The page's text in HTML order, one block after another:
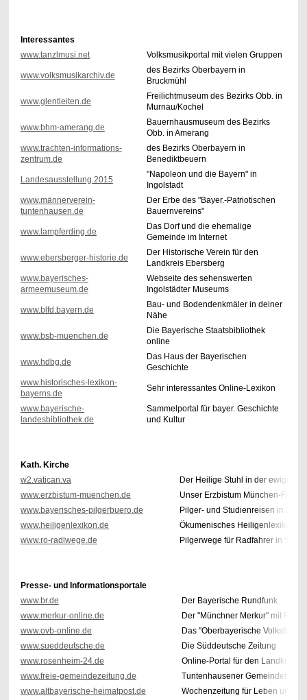
Interessantes
www.tanzlmusi.net
Volksmusikportal mit vielen Gruppen
www.volksmusikarchiv.de
des Bezirks Oberbayern in
Bruckmühl
www.glentleiten.de
Freilichtmuseum des Bezirks Obb. in
Murnau/Kochel
www.bhm-amerang.de
Bauernhausmuseum des Bezirks
Obb. in Amerang
www.trachten-informations-
zentrum.de
des Bezirks Oberbayern in
Benediktbeuern
Landesausstellung 2015
"Napoleon und die Bayern" in
Ingolstadt
www.männerverein-
tuntenhausen.de
Der Erbe des "Bayer.-Patriotischen
Bauernvereins"
www.lampferding.de
Das Dorf und die ehemalige
Gemeinde im Internet
www.ebersberger-historie.de
Der Historische Verein für den
Landkreis Ebersberg
www.bayerisches-
armeemuseum.de
Webseite des sehenswerten
Ingolstädter Museums
www.blfd.bayern.de
Bau- und Bodendenkmäler in deiner
Nähe
www.bsb-muenchen.de
Die Bayerische Staatsbibliothek
online
www.hdbg.de
Das Haus der Bayerischen
Geschichte
www.historisches-lexikon-
bayerns.de
Sehr interessantes Online-Lexikon
www.bayerische-
landesbibliothek.de
Sammelportal für bayer. Geschichte
und Kultur
Kath. Kirche
w2.vatican.va
Der Heilige Stuhl in der ewigen
www.erzbistum-muenchen.de
Unser Erzbistum München-
www.bayerisches-pilgerbuero.de
Pilger- und Studienreisen in alle
www.heiligenlexikon.de
Ökumenisches Heiligenlexikon
www.ro-radlwege.de
Pilgerwege für Radfahrer in
Presse- und Informationsportale
www.br.de
Der Bayerische Rundfunk
www.merkur-online.de
Der "Münchner Merkur" mit
www.ovb-online.de
Das "Oberbayerische Volksblatt"
www.sueddeutsche.de
Die Süddeutsche Zeitung
www.rosenheim-24.de
Online-Portal für den Landkreis
www.freie-gemeindezeitung.de
Tuntenhausener Gemeindeblatt
www.altbayerische-heimatpost.de
Wochenzeitung für Leben und